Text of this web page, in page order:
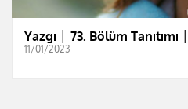
Yazgı │ 73. Bölüm Tanıtımı
11/01/2023